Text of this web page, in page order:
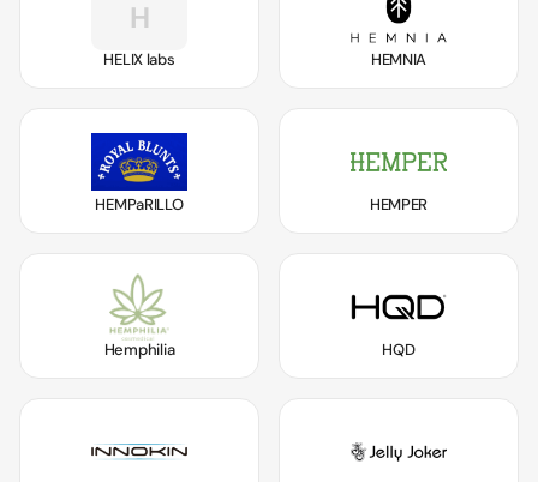
H
HELIX labs HEMNIA
HEMPaRILLO HEMPER
Hemphilia HQD